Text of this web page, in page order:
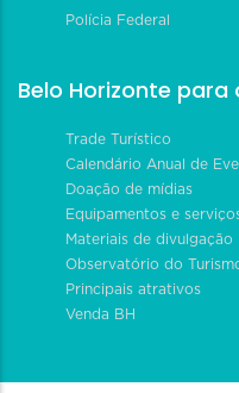
Polícia Federal
Belo Horizonte
Trade Turístico
Calendário Anual de
Doação de mídias
Equipamentos e
Materiais de divulgação
Observatório do
Principais atrativos
Venda BH